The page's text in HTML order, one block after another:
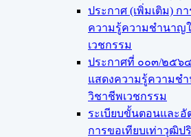
ประกาศ (เพิ่มเติม) ก
ความรู้ความชำนาญ
เวชกรรม
ประกาศที่ ๐๐๓/๒๕๖
แสดงความรู้ความช
วิชาชีพเวชกรรม
ระเบียบขั้นตอนและอั
การขอเทียบเท่าวุฒิป